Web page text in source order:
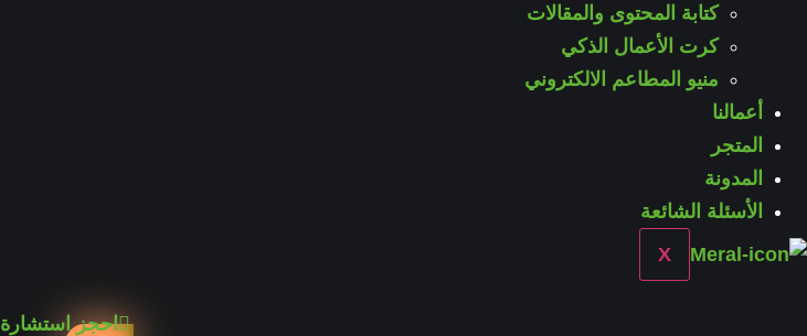
كتابة المحتوى والمقالات
كرت الأعمال الذكي
منيو المطاعم الالكتروني
أعمالنا
المتجر
المدونة
الأسئلة الشائعة
X
احجز استشارة